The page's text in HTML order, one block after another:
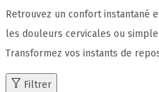
Retrouvez un confort instantané
les douleurs cervicales ou
Transformez vos instants de
Filtrer